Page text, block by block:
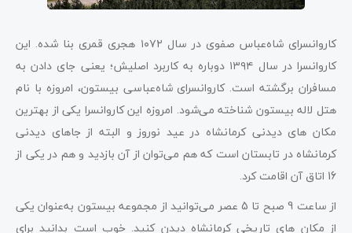
کاروانسرای شاه‌عباس صفوی در سال ۱۰۷۲ هجری قمری بنا شده. این
کاروانسرا در سال ۱۳۹۴ دوباره به کاربرد اصلیش؛ یعنی جای دادن به
مسافران برگشته است. کاروانسرای شاه‌عباسی بیستون، امروزه با نام
هتل لاله بیستون شناخته می‌شود. امروزه این کاروانسرا یکی از بهترین
مکان‌ های دیدنی کرمانشاه در عید نوروز و البته از جاهای دیدنی
کرمانشاه در تابستان است که هم می‌توان از آن بازدید و هم در یکی از
16 اتاق آن اقامت کرد.
از ساعت 9 صبح تا 5 عصر می‌توانید از مجموعه بیستون به‌عنوان یکی
از مکان‌ های تاریخی کرمانشاه دیدن کنید. خوب است بدانید برای